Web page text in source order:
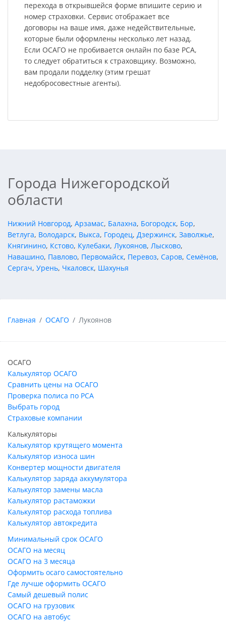
перехода в открывшейся форме впишите серию и
номер страховки. Сервис отображает все
договоры на ваше имя, даже недействительные,
которые были оформлены несколько лет назад.
Если ОСАГО не пробивается онлайн по базе РСА,
то следует обратиться к страховщику. Возможно,
вам продали подделку (этим грешат
недобросовестные агенты).
Города Нижегородской
области
Нижний Новгород, Арзамас, Балахна, Богородск, Бор,
Ветлуга, Володарск, Выкса, Городец, Дзержинск, Заволжье,
Княгинино, Кстово, Кулебаки, Лукоянов, Лысково,
Навашино, Павлово, Первомайск, Перевоз, Саров, Семёнов,
Сергач, Урень, Чкаловск, Шахунья
Главная ОСАГО Лукоянов
ОСАГО
Калькулятор ОСАГО
Сравнить цены на ОСАГО
Проверка полиса по РСА
Выбрать город
Страховые компании
Калькуляторы
Калькулятор крутящего момента
Калькулятор износа шин
Конвертер мощности двигателя
Калькулятор заряда аккумулятора
Калькулятор замены масла
Калькулятор растаможки
Калькулятор расхода топлива
Калькулятор автокредита
Минимальный срок ОСАГО
ОСАГО на месяц
ОСАГО на 3 месяца
Оформить осаго самостоятельно
Где лучше оформить ОСАГО
Самый дешевый полис
ОСАГО на грузовик
ОСАГО на автобус